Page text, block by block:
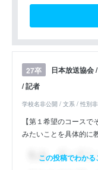
27卒
日本放送協会
/ 記者
学校名非公開 / 文系 / 性別
【第１希望のコース
みたいことを具体的に
この投稿でわかる